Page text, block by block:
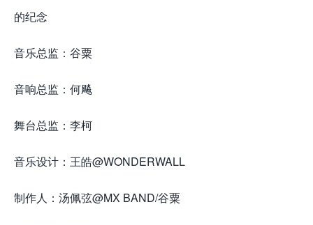
的纪念
音乐总监：谷粟
音响总监：何飚
舞台总监：李柯
音乐设计：王皓@WONDERWALL
制作人：汤佩弦@MX BAND/谷粟